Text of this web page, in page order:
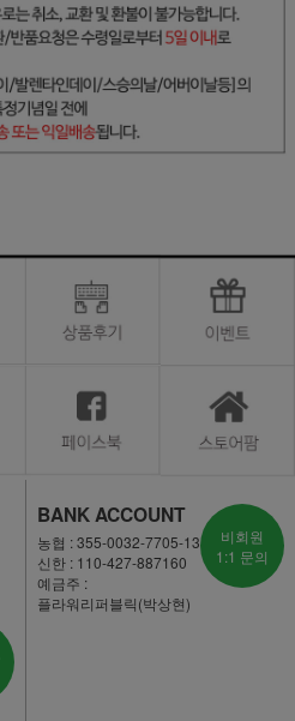
BANK ACCOUNT
농협 : 355-0032-7705-13
신한 : 110-427-887160
예금주 :
플라워리퍼블릭(박상현)
비회원
1:1 문의